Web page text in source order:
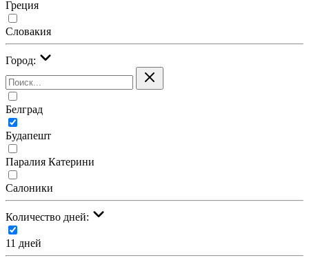
Греция
Словакия
Город:
Белград
Будапешт
Паралия Катерини
Салоники
Количество дней:
11 дней